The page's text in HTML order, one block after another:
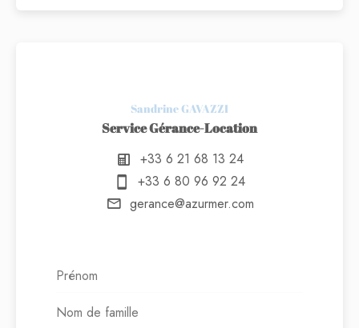
Sandrine GAVAZZI
Service Gérance-Location
+33 6 21 68 13 24
+33 6 80 96 92 24
gerance@azurmer.com